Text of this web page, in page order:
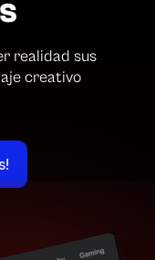
realidad sus
creativo